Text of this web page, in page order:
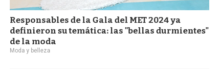
Responsables de la Gala del MET 2024 ya
definieron su temática: las "bellas durmientes"
de la moda
Moda y belleza